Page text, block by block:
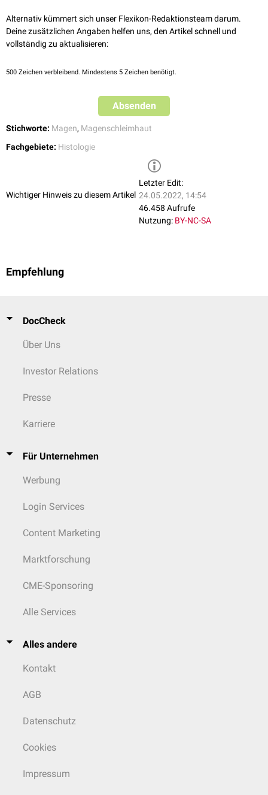
Magengrübchen(Foveola gastrica). Hier finden sichStammzellen
denen sich neue Epithelzellen für die Magenschleimhaut bilden.
In den Fundusdrüsen kann man verschiedene sekretorisch aktive
Alternativ kümmert sich unser Flexikon-Redaktionsteam darum.
Deine zusätzlichen Angaben helfen uns, den Artikel schnell und
vollständig zu aktualisieren:
500 Zeichen verbleibend. Mindestens 5 Zeichen benötigt.
Absenden
Stichworte: Magen, Magenschleimhaut
Fachgebiete: Histologie
Wichtiger Hinweis zu diesem Artikel
Letzter Edit:
24.05.2022, 14:54
46.458 Aufrufe
Nutzung: BY-NC-SA
Empfehlung
DocCheck
Über Uns
Investor Relations
Presse
Karriere
Für Unternehmen
Werbung
Login Services
Content Marketing
Marktforschung
CME-Sponsoring
Alle Services
Alles andere
Kontakt
AGB
Datenschutz
Cookies
Impressum